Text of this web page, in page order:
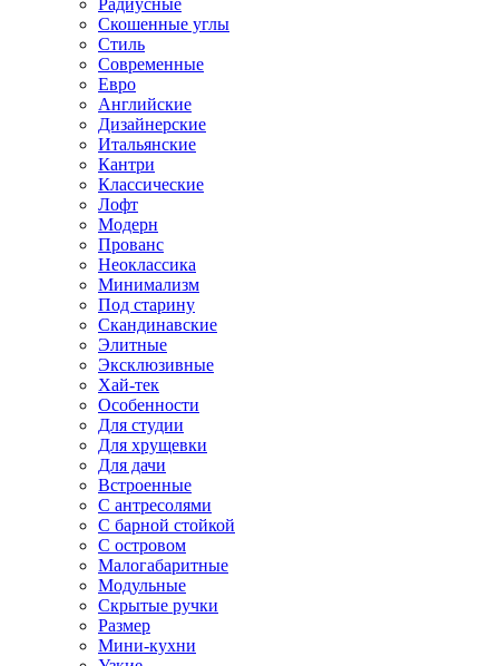
Радиусные
Скошенные углы
Стиль
Современные
Евро
Английские
Дизайнерские
Итальянские
Кантри
Классические
Лофт
Модерн
Прованс
Неоклассика
Минимализм
Под старину
Скандинавские
Элитные
Эксклюзивные
Хай-тек
Особенности
Для студии
Для хрущевки
Для дачи
Встроенные
С антресолями
С барной стойкой
С островом
Малогабаритные
Модульные
Скрытые ручки
Размер
Мини-кухни